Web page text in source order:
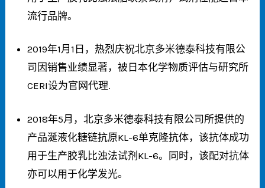
流行品牌。
2019年1月1日，热烈庆祝北京多米德泰科技有限公
司因销售业绩显著，被日本化学物质评估与研究所
CERI设为官网代理.
2018年5月，北京多米德泰科技有限公司所提供的
产品涎液化糖链抗原KL-6单克隆抗体，该抗体成功
用于生产胶乳比浊法试剂KL-6。同时，该配对抗体
亦可以用于化学发光。